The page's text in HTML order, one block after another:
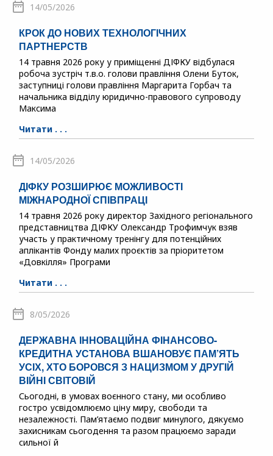
14/05/2026
КРОК ДО НОВИХ ТЕХНОЛОГІЧНИХ
ПАРТНЕРСТВ
14 травня 2026 року у приміщенні ДІФКУ відбулася
робоча зустріч т.в.о. голови правління Олени Буток,
заступниці голови правління Маргарита Горбач та
начальника відділу юридично-правового супроводу
Максима
Читати . . .
14/05/2026
ДІФКУ РОЗШИРЮЄ МОЖЛИВОСТІ
МІЖНАРОДНОЇ СПІВПРАЦІ
14 травня 2026 року директор Західного регіонального
представництва ДІФКУ Олександр Трофимчук взяв
участь у практичному тренінгу для потенційних
аплікантів Фонду малих проєктів за пріоритетом
«Довкілля» Програми
Читати . . .
8/05/2026
ДЕРЖАВНА ІННОВАЦІЙНА ФІНАНСОВО-
КРЕДИТНА УСТАНОВА ВШАНОВУЄ ПАМ’ЯТЬ
УСІХ, ХТО БОРОВСЯ З НАЦИЗМОМ У ДРУГІЙ
ВІЙНІ СВІТОВІЙ
Сьогодні, в умовах воєнного стану, ми особливо
гостро усвідомлюємо ціну миру, свободи та
незалежності. Пам’ятаємо подвиг минулого, дякуємо
захисникам сьогодення та разом працюємо заради
сильної й